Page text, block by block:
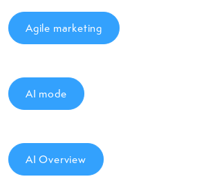
Agile marketing
AI mode
AI Overview